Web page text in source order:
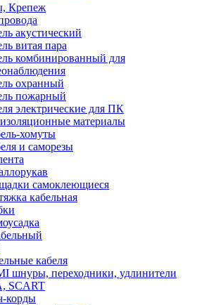
Крепеж
акустический
витая пара
комбинированный для
охранный
пожарный
электрические для ПК
материалы
хомуты
и саморезы
самоклеющиеся
кабельная
кабеля
шнуры, переходники, удлинители
SCART
корды